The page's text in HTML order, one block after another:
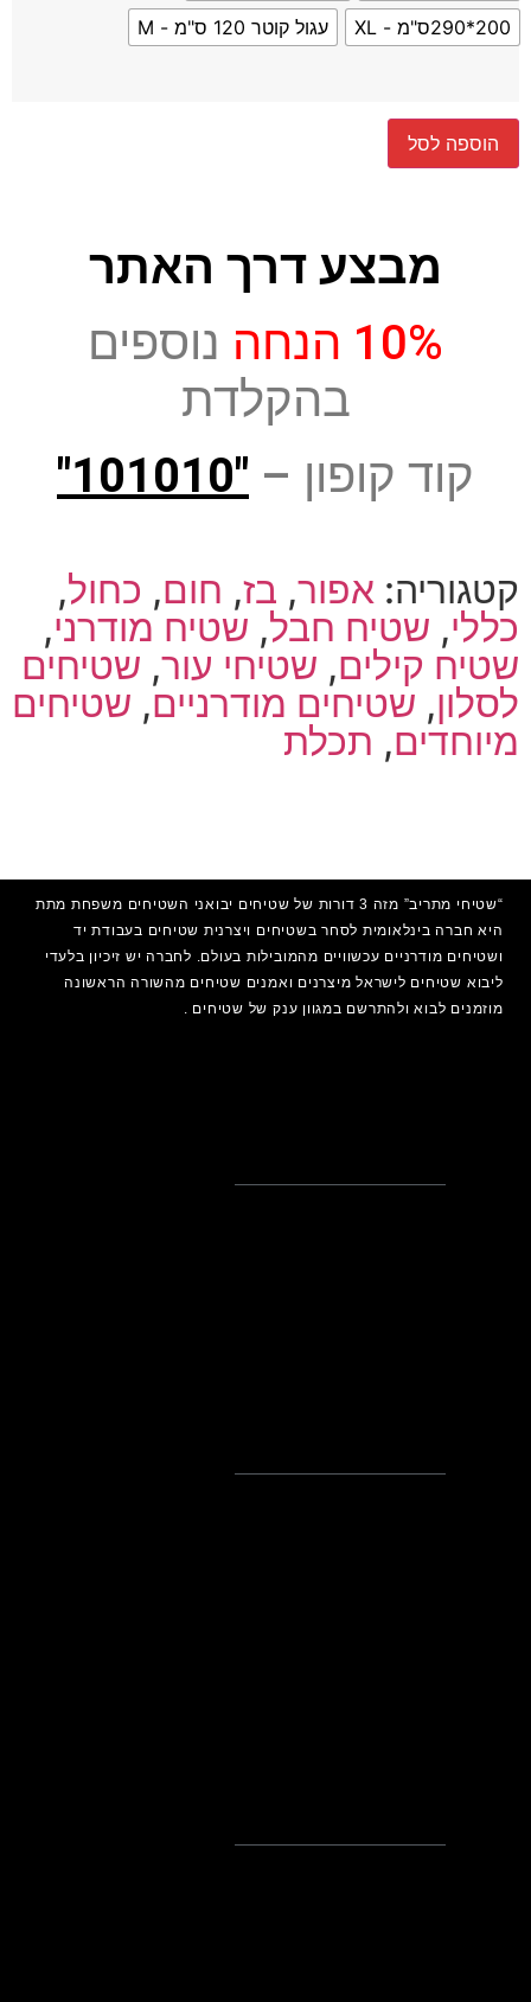
200*290ס"מ - XL
עגול קוטר 120 ס"מ - M
הוספה לסל
מבצע דרך האתר
10% הנחה
נוספים
בהקלדת
קוד קופון – "101010"
קטגוריה: אפור, בז, חום, כחול,
כללי, שטיח חבל, שטיח מודרני,
שטיח קילים, שטיחי עור, שטיחים
לסלון, שטיחים מודרניים, שטיחים
מיוחדים, תכלת
“שטיחי מתריב” מזה 3 דורות של שטיחים יבואני השטיחים משפחת מתת
היא חברה בינלאומית לסחר בשטיחים ויצרנית שטיחים בעבודת יד
ושטיחים מודרניים עכשוויים מהמובילות בעולם. לחברה יש זיכיון בלעדי
ליבוא שטיחים לישראל מיצרנים ואמנים שטיחים מהשורה הראשונה
מוזמנים לבוא ולהתרשם במגוון ענק של שטיחים .